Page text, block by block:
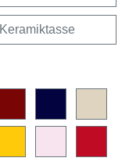
Keramiktasse